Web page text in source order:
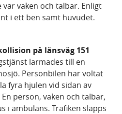
vaken och talbar. Enligt
i ett ben samt huvudet.
på länsväg 151
larmades till en
Personbilen har voltat
fyra hjulen vid sidan av
person, vaken och talbar,
i ambulans. Trafiken släpps